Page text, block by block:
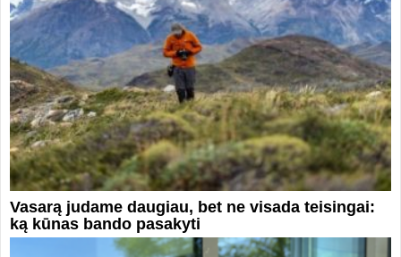
Vasarą judame daugiau, bet ne visada teisingai:
ką kūnas bando pasakyti